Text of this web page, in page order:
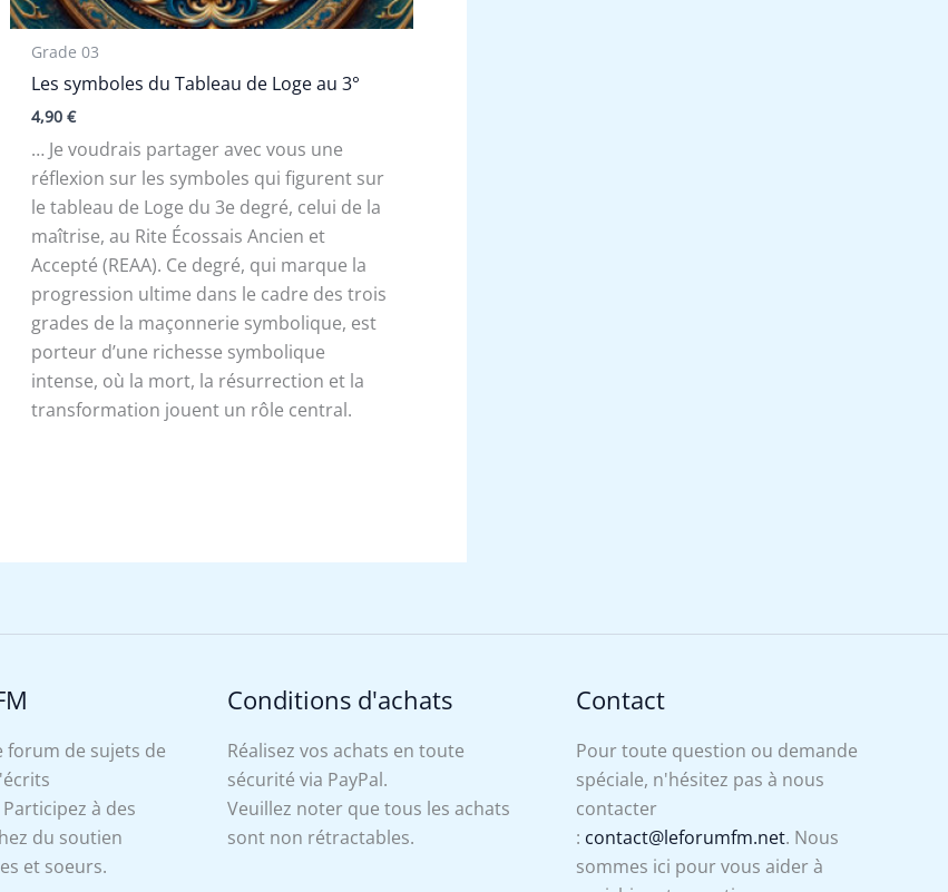
Grade 03
Les symboles du Tableau de Loge au 3°
4,90€
… Je voudrais partager avec vous une
réflexion sur les symboles qui figurent sur
le tableau de Loge du 3e degré, celui de la
maîtrise, au Rite Écossais Ancien et
Accepté (REAA). Ce degré, qui marque la
progression ultime dans le cadre des trois
grades de la maçonnerie symbolique, est
porteur d’une richesse symbolique
intense, où la mort, la résurrection et la
transformation jouent un rôle central.
forum de sujets de
à des
du soutien
et soeurs.
Conditions d'achats
Réalisez vos achats en toute
sécurité via PayPal.
Veuillez noter que tous les achats
sont non rétractables.
Contact
Pour toute question ou demande
spéciale, n'hésitez pas à nous
contacter
: contact@leforumfm.net. Nous
sommes ici pour vous aider à